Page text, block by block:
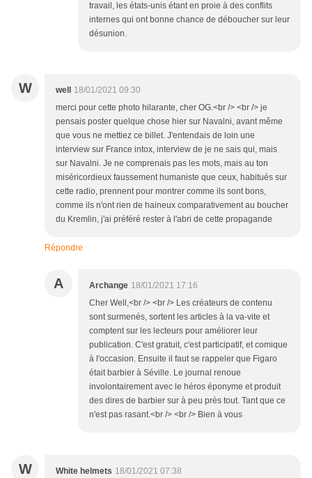
travail, les états-unis étant en proie à des conflits
internes qui ont bonne chance de déboucher sur leur
désunion.
W well
18/01/2021 09:30
merci pour cette photo hilarante, cher OG.<br /> <br /> je
pensais poster quelque chose hier sur Navalni, avant même
que vous ne mettiez ce billet. J'entendais de loin une
interview sur France intox, interview de je ne sais qui, mais
sur Navalni. Je ne comprenais pas les mots, mais au ton
miséricordieux faussement humaniste que ceux, habitués sur
cette radio, prennent pour montrer comme ils sont bons,
comme ils n'ont rien de haineux comparativement au boucher
du Kremlin, j'ai préféré rester à l'abri de cette propagande
Répondre
A Archange 18/01/2021 17:16
Cher Well,<br /> <br /> Les créateurs de contenu
sont surmenés, sortent les articles à la va-vite et
comptent sur les lecteurs pour améliorer leur
publication. C'est gratuit, c'est participatif, et comique
à l'occasion. Ensuite il faut se rappeler que Figaro
était barbier à Séville. Le journal renoue
involontairement avec le héros éponyme et produit
des dires de barbier sur à peu près tout. Tant que ce
n'est pas rasant.<br /> <br /> Bien à vous
W White helmets 18/01/2021 07:38